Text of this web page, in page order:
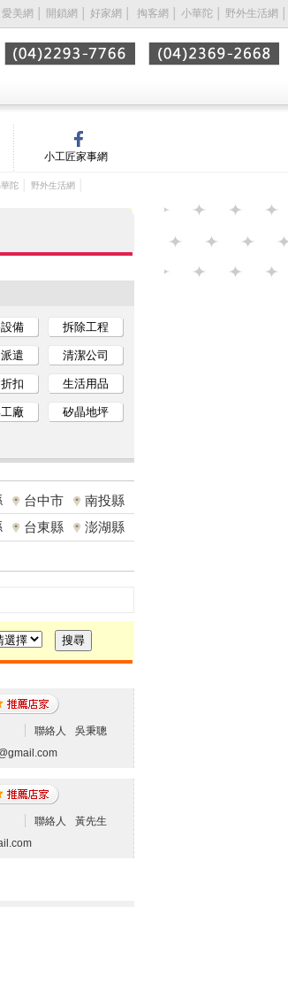
愛美網 開鎖網 好家網 掏客網 小華陀 野外生活網
小工匠家事網
陀 野外生活網
備 拆除工程
遣 清潔公司
扣 生活用品
廠 矽晶地坪
台中市
南投縣
台東縣
澎湖縣
聯絡人
吳秉聰
聯絡人
黃先生